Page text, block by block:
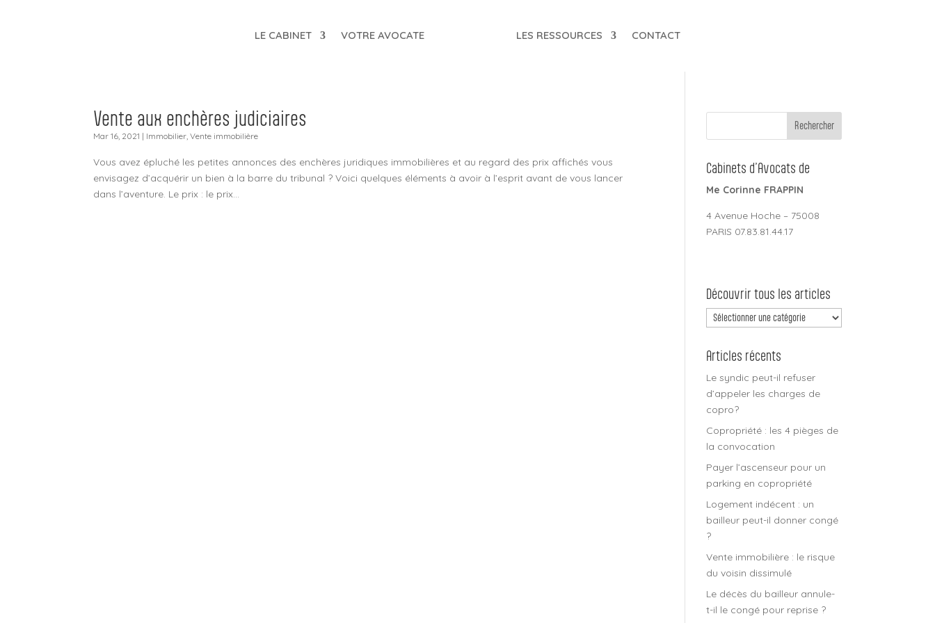
LE CABINET VOTRE AVOCATE LES RESSOURCES CONTACT
Vente aux enchères judiciaires
Mar 16, 2021 | Immobilier ,Vente immobilière
Vous avez épluché les petites annonces des enchères juridiques immobilières et au regard des prix affichés vous
envisagez d’acquérir un bien à la barre du tribunal ? Voici quelques éléments à avoir à l’esprit avant de vous lancer
dans l’aventure. Le prix : le prix...
Cabinets d’Avocats de
Me Corinne FRAPPIN
4 Avenue Hoche – 75008
PARIS 07.83.81.44.17
Découvrir tous les articles
Découvrir
tous
articles
Articles récents
Le syndic peut-il refuser
d’appeler les charges de
copro?
Copropriété : les 4 pièges de
la convocation
Payer l’ascenseur pour un
parking en copropriété
Logement indécent : un
bailleur peut-il donner congé
?
Vente immobilière : le risque
du voisin dissimulé
Le décès du bailleur annule-
t-il le congé pour reprise ?